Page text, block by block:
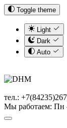
Toggle theme
Light
Dark
Auto
тел.:
Мы работаем: Пн